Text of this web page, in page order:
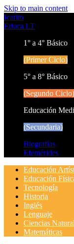
Skip to main content
Icarito
Educa LT
1° a 4° Básico
(Primer Ciclo)
5° a 8° Básico
(Segundo Ciclo)
Educación
(Secundaria)
Biografías
Efemérides
Educación
Educación
Tecnología
Historia
Inglés
Lenguaje
Ciencias
Matemáticas